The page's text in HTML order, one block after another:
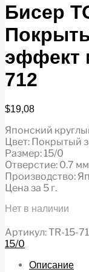
Бисер
эффект
712
$19,08
Японский
Цвет: Покрытый
Размер: 15/0
Отверстие: 0.7 мм
Производство:
Цена за 5 г.
Нет в наличии
Артикул:TR-15-
15/0
Описание